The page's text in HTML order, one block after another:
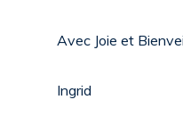
Avec Joie et
Ingrid